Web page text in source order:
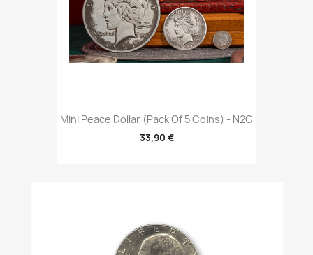
Mini Peace Dollar (Pack Of 5 Coins) - N2G
33,90 €